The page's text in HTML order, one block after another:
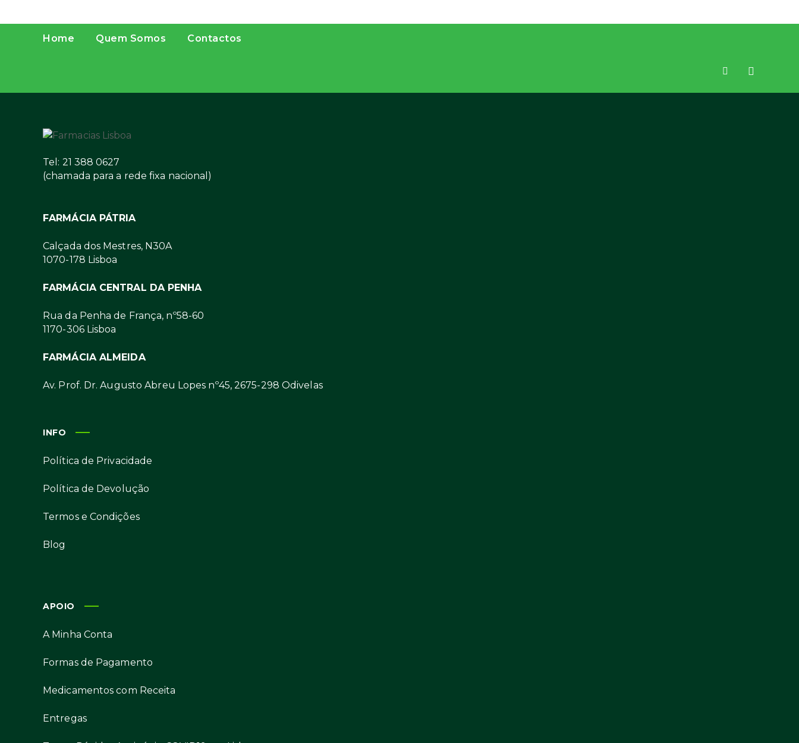
Home Quem Somos Contactos
Tel: 21 388 0627
(chamada para a rede fixa nacional)
FARMÁCIA PÁTRIA
Calçada dos Mestres, N30A
1070-178 Lisboa
FARMÁCIA CENTRAL DA PENHA
Rua da Penha de França, nº58-60
1170-306 Lisboa
FARMÁCIA ALMEIDA
Av. Prof. Dr. Augusto Abreu Lopes nº45, 2675-298 Odivelas
INFO
Política de Privacidade
Política de Devolução
Termos e Condições
Blog
APOIO
A Minha Conta
Formas de Pagamento
Medicamentos com Receita
Entregas